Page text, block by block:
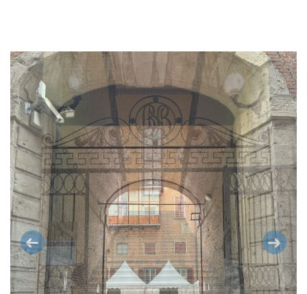
Previous Next